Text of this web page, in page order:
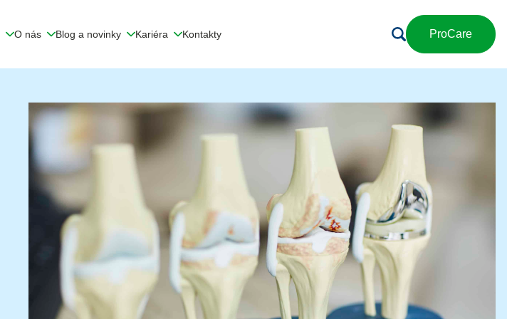
O nás Blog a novinky Kariéra Kontakty ProCare